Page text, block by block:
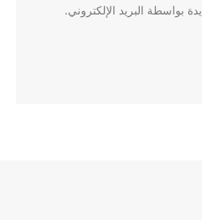
بواسطة البريد الإلكتروني.